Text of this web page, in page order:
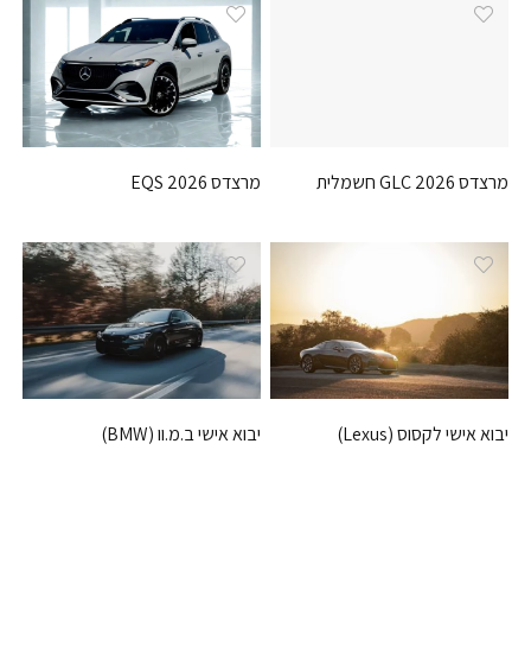
מרצדס GLC 2026 חשמלית מרצדס EQS 2026
יבוא אישי לקסוס (Lexus) יבוא אישי ב.מ.וו (BMW)